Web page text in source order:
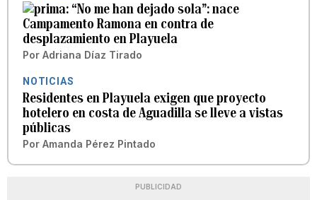
“No me han dejado sola”: nace
Campamento Ramona en contra de
desplazamiento en Playuela
Por Adriana Díaz Tirado
NOTICIAS
Residentes en Playuela exigen que proyecto
hotelero en costa de Aguadilla se lleve a vistas
públicas
Por Amanda Pérez Pintado
PUBLICIDAD